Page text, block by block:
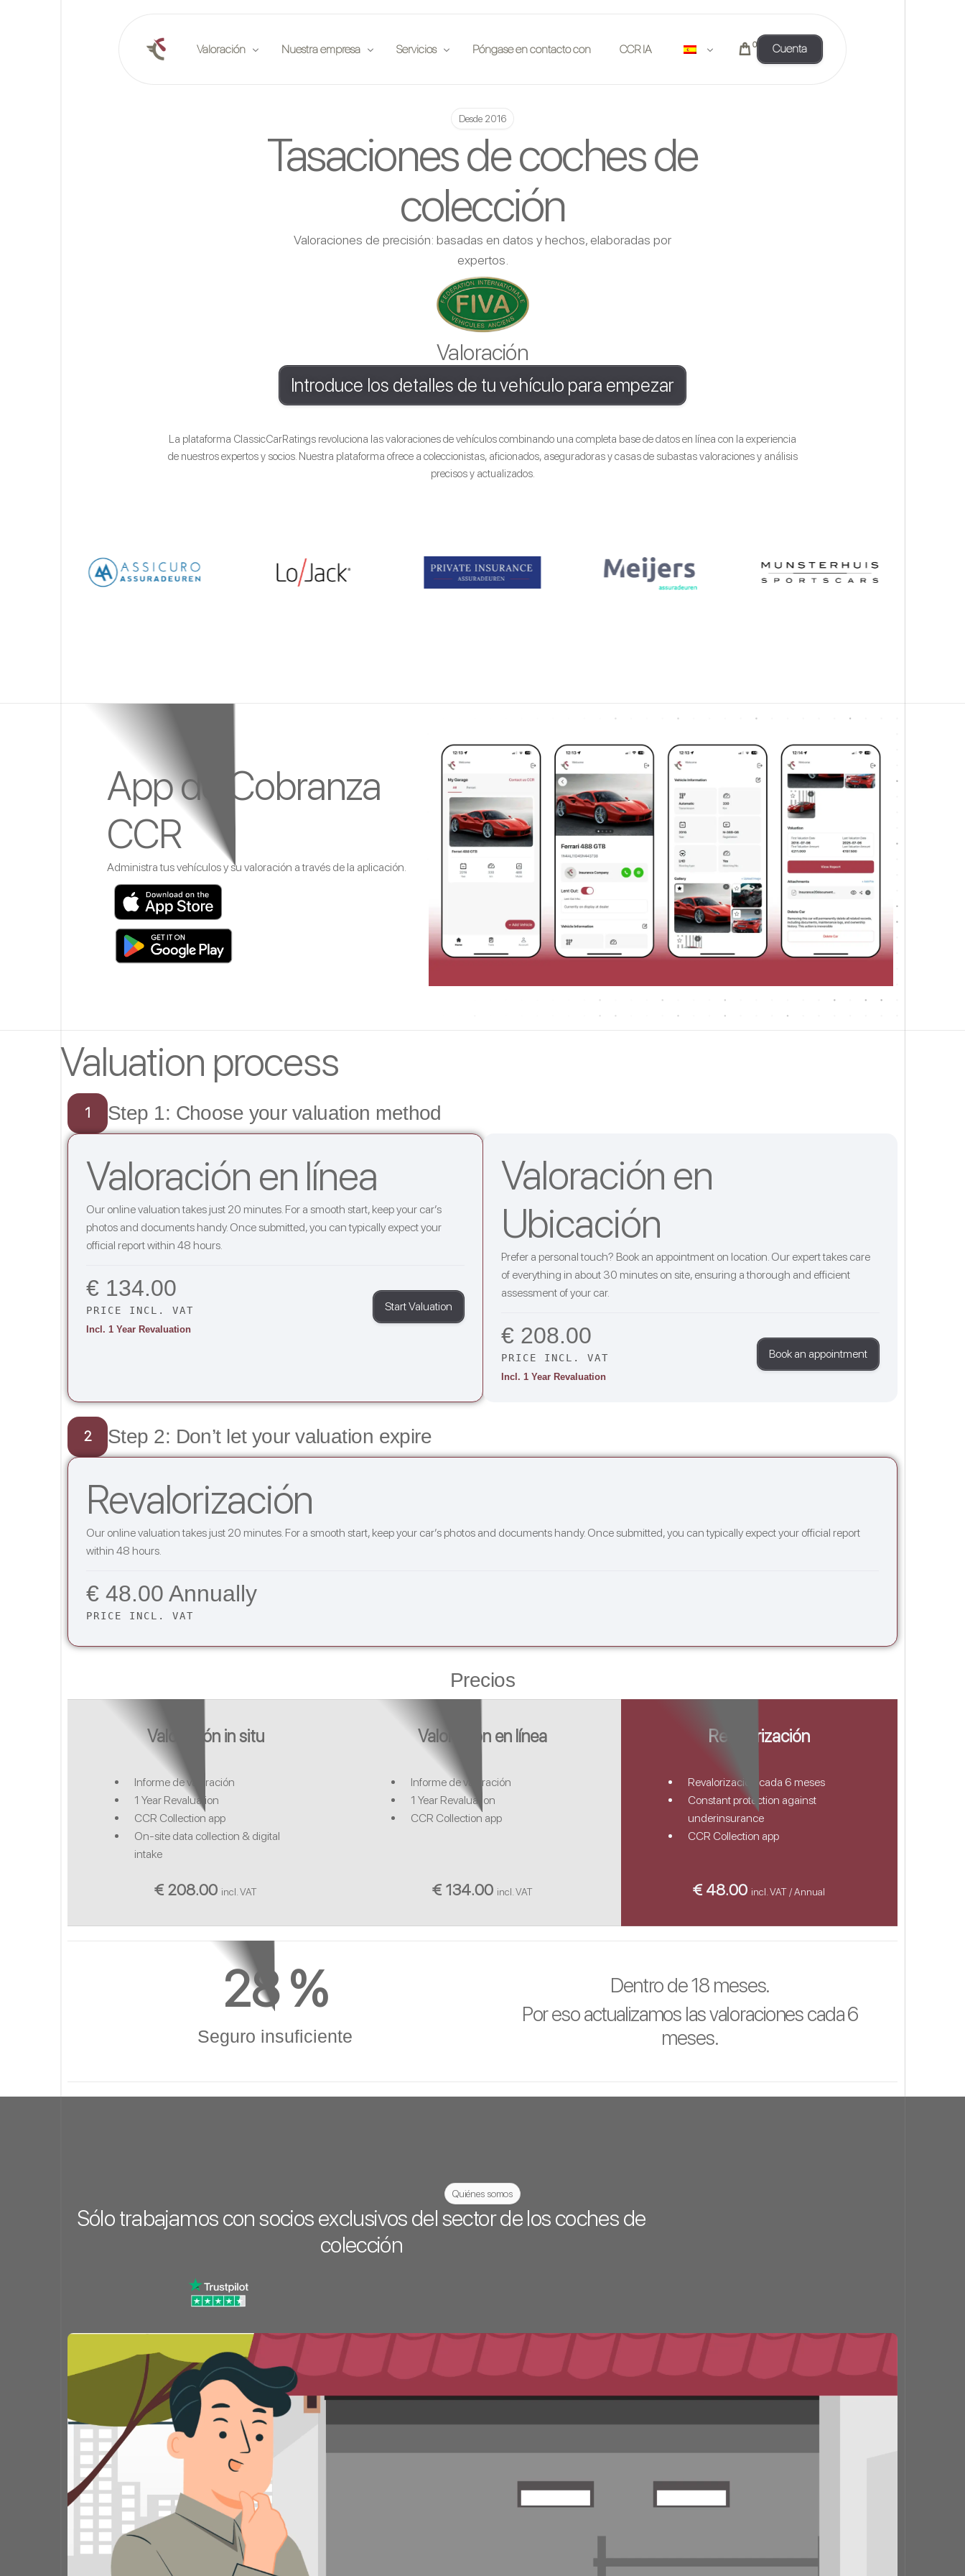
Valoración
Planificar una valoración in situ
Nuestra empresa
Socios
Servicios
Compañías de seguros
Casas de subastas
Inversores
Póngase en contacto con CCR IA 0 Cuenta
Desde 2016
Tasaciones de coches de
colección
Valoraciones de precisión: basadas en datos y hechos, elaboradas por
expertos.
Valoración
Introduce los detalles de tu vehículo para empezar
La plataforma ClassicCarRatings revoluciona las valoraciones de vehículos combinando una completa base de datos en línea con la experiencia
de nuestros expertos y socios. Nuestra plataforma ofrece a coleccionistas, aficionados, aseguradoras y casas de subastas valoraciones y análisis
precisos y actualizados.
App de Cobranza
CCR
Administra tus vehículos y su valoración a través de la aplicación.
Valuation process
1 Step 1: Choose your valuation method
Valoración en línea
Our online valuation takes just 20 minutes. For a smooth start, keep your car’s
photos and documents handy. Once submitted, you can typically expect your
official report within 48 hours.
€ 134.00
PRICE INCL. VAT
Incl. 1 Year Revaluation
Start Valuation
Valoración en
Ubicación
Prefer a personal touch? Book an appointment on location. Our expert takes care
of everything in about 30 minutes on site, ensuring a thorough and efficient
assessment of your car.
€ 208.00
PRICE INCL. VAT
Incl. 1 Year Revaluation
Book an appointment
2 Step 2: Don’t let your valuation expire
Revalorización
Our online valuation takes just 20 minutes. For a smooth start, keep your car’s photos and documents handy. Once submitted, you can typically expect your official report
within 48 hours.
€ 48.00 Annually
PRICE INCL. VAT
Precios
Valoración in situ
Informe de valoración
1 Year Revaluation
CCR Collection app
On-site data collection & digital
intake
€ 208.00 incl. VAT
Valoración en línea
Informe de valoración
1 Year Revaluation
CCR Collection app
€ 134.00 incl. VAT
Revalorización
Revalorización cada 6 meses
Constant protection against
underinsurance
CCR Collection app
€ 48.00 incl. VAT / Annual
Seguro insuficiente
28 %
Dentro de 18 meses.
Por eso actualizamos las valoraciones cada 6
meses.
Quiénes somos
Sólo trabajamos con socios exclusivos del sector de los coches de
colección